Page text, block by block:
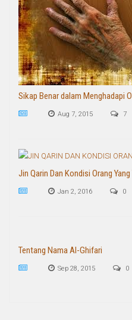
Sikap Benar dalam Menghadapi
Aug 7, 2015 7
Jin Qarin Dan Kondisi Orang
Jan 2, 2016 0
Tentang Nama Al-Ghifari
Sep 28, 2015 0